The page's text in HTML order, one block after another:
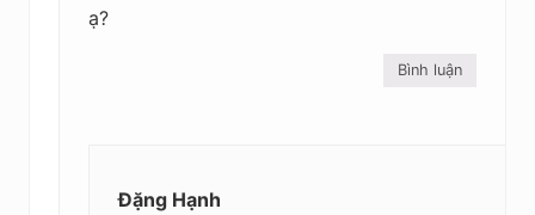
ạ?
Bình luận
Đặng Hạnh